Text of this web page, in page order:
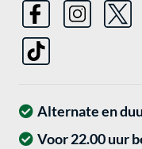
Alternate en
Voor 22.00 uur